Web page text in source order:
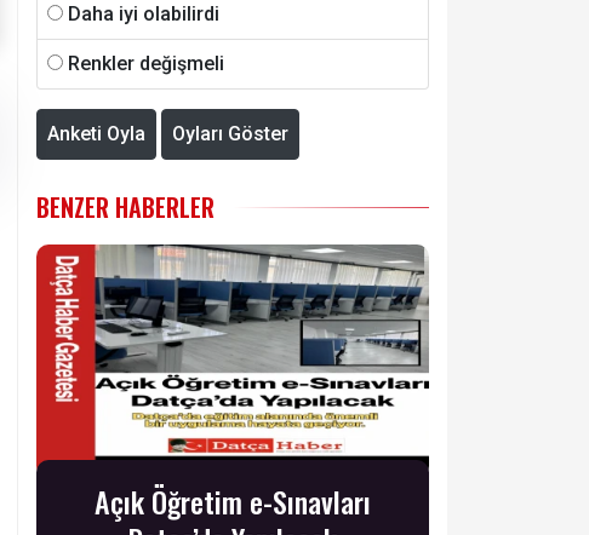
Daha iyi olabilirdi
Renkler değişmeli
Anketi Oyla Oyları Göster
BENZER HABERLER
Açık Öğretim e-Sınavları